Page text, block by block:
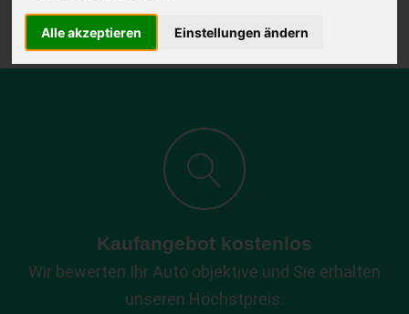
Alle akzeptieren Einstellungen ändern
Wir garantieren 100% Sicherheit.
Kaufangebot kostenlos
Wir bewerten Ihr Auto objektive und Sie erhalten
unseren Höchstpreis.